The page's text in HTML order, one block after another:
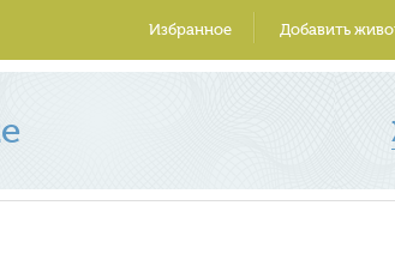
Избранное Добавить